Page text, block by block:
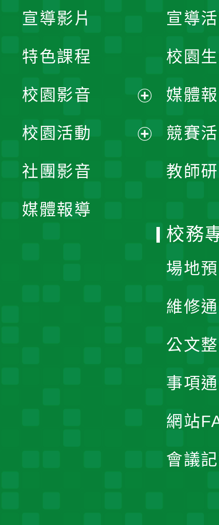
宣導
校園
媒體
競賽
教師
宣導影片
特色課程
校園影音
開
校園活動
社團影音
媒體報導
校務
場地
維修
公文
事項
網站
會議